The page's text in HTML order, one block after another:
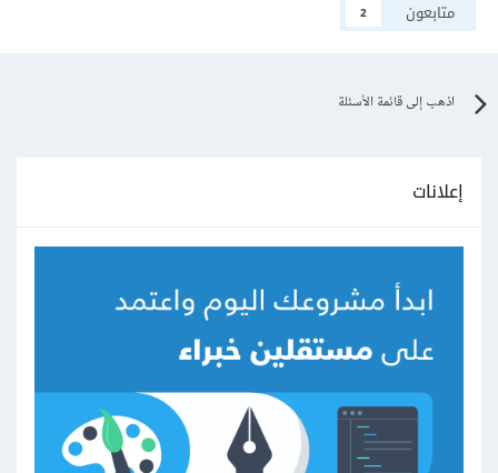
متابعون
2
اذهب إلى قائمة الأسئلة
إعلانات